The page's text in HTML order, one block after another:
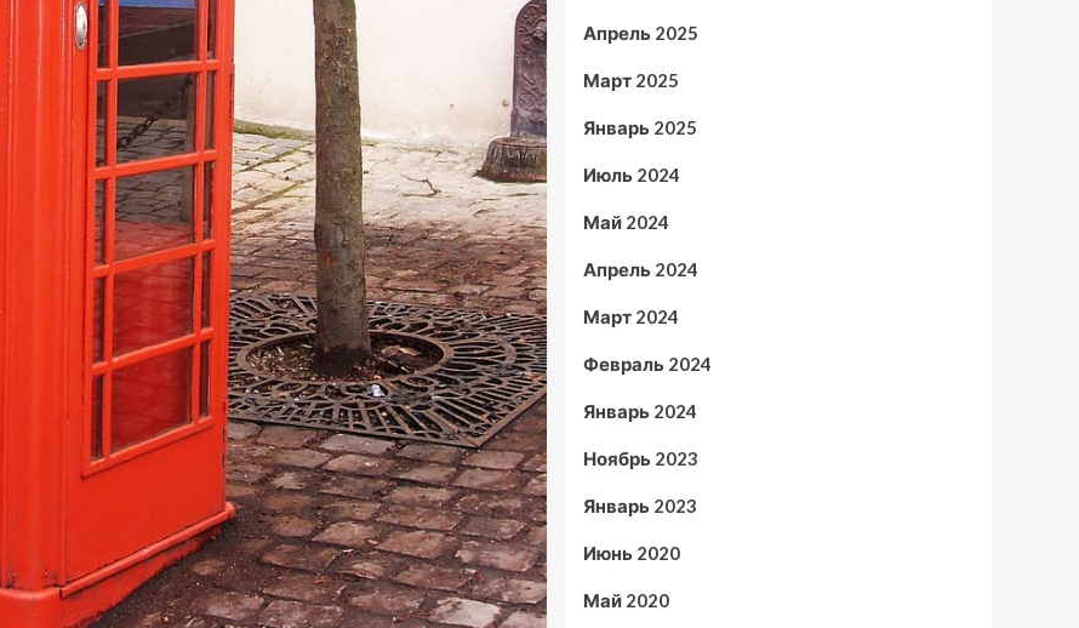
Апрель 2025
Март 2025
Январь 2025
Июль 2024
Май 2024
Апрель 2024
Март 2024
Февраль 2024
Январь 2024
Ноябрь 2023
Январь 2023
Июнь 2020
Май 2020